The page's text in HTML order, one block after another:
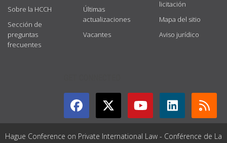
Sobre la HCCH
Sección de
preguntas
frecuentes
Últimas
actualizaciones
Vacantes
licitación
Mapa del sitio
Aviso jurídico
Hague Conference on Private International Law - Conférence de La